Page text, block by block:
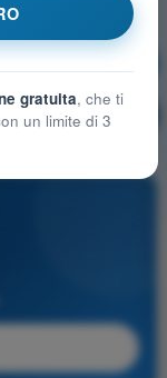
gratuita, che ti
un limite di 3